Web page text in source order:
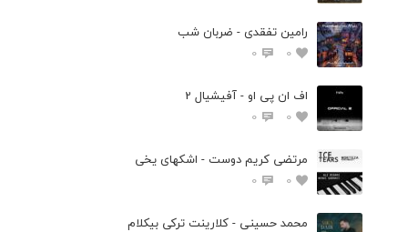
رامین تفقدی - ضربان شب
0
0
اف ان پی او - آفیشیال 2
0
0
مرتضی کریم دوست - اشکهای یخی
0
0
محمد حسینی - کلارینت ترکی بیکلام